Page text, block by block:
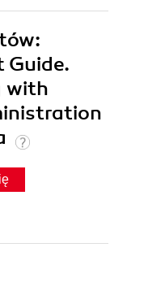
Guide.
with